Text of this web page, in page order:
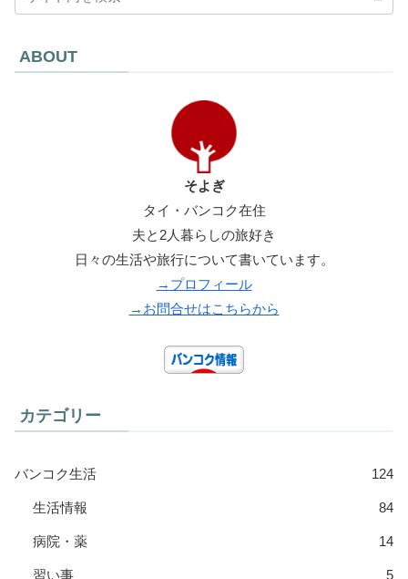
ABOUT
そよぎ
タイ・バンコク在住
夫と2人暮らしの旅好き
日々の生活や旅行について書いています。
→プロフィール
→お問合せはこちらから
カテゴリー
バンコク生活 124
生活情報 84
病院・薬 14
習い事 5